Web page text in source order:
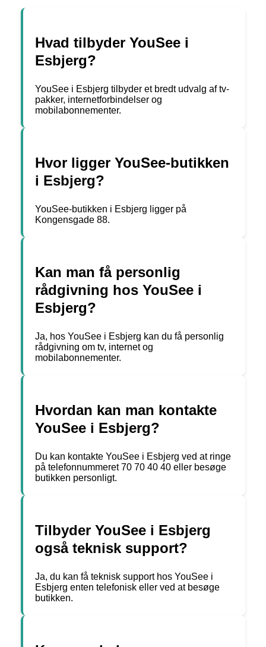
Hvad tilbyder YouSee i
Esbjerg?
YouSee i Esbjerg tilbyder et bredt udvalg af tv-
pakker, internetforbindelser og
mobilabonnementer.
Hvor ligger YouSee-butikken
i Esbjerg?
YouSee-butikken i Esbjerg ligger på
Kongensgade 88.
Kan man få personlig
rådgivning hos YouSee i
Esbjerg?
Ja, hos YouSee i Esbjerg kan du få personlig
rådgivning om tv, internet og
mobilabonnementer.
Hvordan kan man kontakte
YouSee i Esbjerg?
Du kan kontakte YouSee i Esbjerg ved at ringe
på telefonnummeret 70 70 40 40 eller besøge
butikken personligt.
Tilbyder YouSee i Esbjerg
også teknisk support?
Ja, du kan få teknisk support hos YouSee i
Esbjerg enten telefonisk eller ved at besøge
butikken.